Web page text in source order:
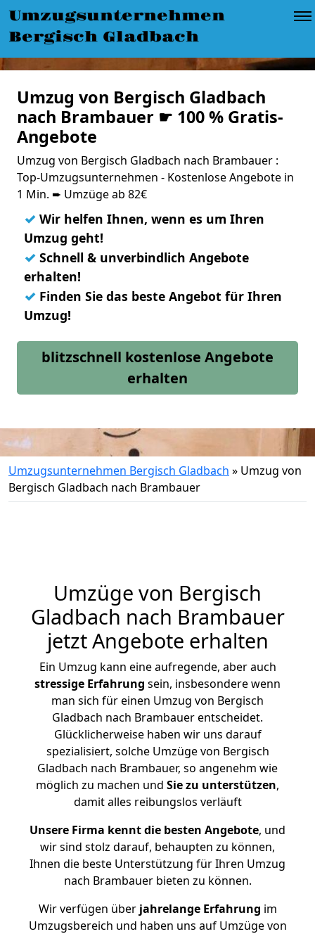
Umzugsunternehmen
Bergisch Gladbach
Umzug von Bergisch Gladbach
nach Brambauer ☛ 100 % Gratis-
Angebote
Umzug von Bergisch Gladbach nach Brambauer :
Top-Umzugsunternehmen - Kostenlose Angebote in
1 Min. ➨ Umzüge ab 82€
✓ Wir helfen Ihnen, wenn es um Ihren
Umzug geht!
✓ Schnell & unverbindlich Angebote
erhalten!
✓ Finden Sie das beste Angebot für Ihren
Umzug!
blitzschnell kostenlose Angebote
erhalten
Umzugsunternehmen Bergisch Gladbach » Umzug von
Bergisch Gladbach nach Brambauer
Umzüge von Bergisch
Gladbach nach Brambauer
jetzt Angebote erhalten
Ein Umzug kann eine aufregende, aber auch
stressige Erfahrung sein, insbesondere wenn
man sich für einen Umzug von Bergisch
Gladbach nach Brambauer entscheidet.
Glücklicherweise haben wir uns darauf
spezialisiert, solche Umzüge von Bergisch
Gladbach nach Brambauer, so angenehm wie
möglich zu machen und Sie zu unterstützen,
damit alles reibungslos verläuft
Unsere Firma kennt die besten Angebote, und
wir sind stolz darauf, behaupten zu können,
Ihnen die beste Unterstützung für Ihren Umzug
nach Brambauer bieten zu können.
Wir verfügen überjahrelange Erfahrung im
Umzugsbereich und haben uns auf Umzüge von